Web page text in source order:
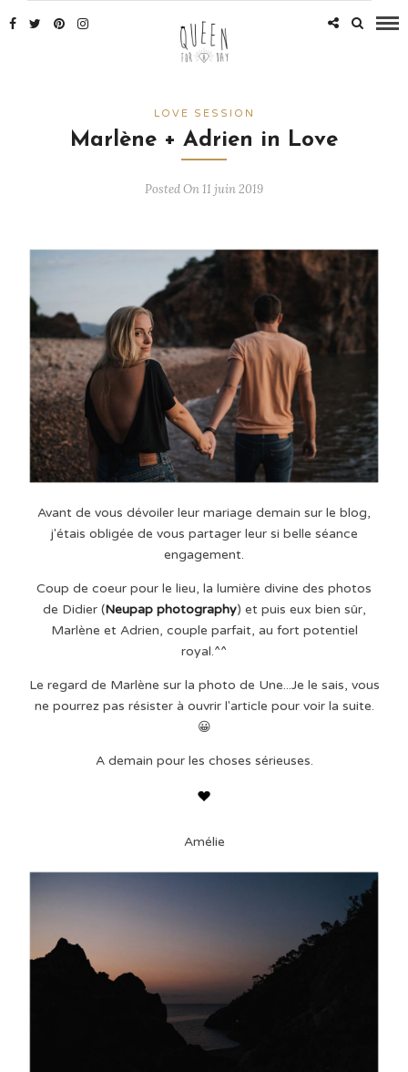
LOVE SESSION
Marlène + Adrien in Love
Posted On 11 juin 2019
Avant de vous dévoiler leur mariage demain sur le blog,
j'étais obligée de vous partager leur si belle séance
engagement.
Coup de coeur pour le lieu, la lumière divine des photos
de Didier (Neupap photography) et puis eux bien sûr,
Marlène et Adrien, couple parfait, au fort potentiel
royal.^^
Le regard de Marlène sur la photo de Une...Je le sais, vous
ne pourrez pas résister à ouvrir l'article pour voir la suite.
😀
A demain pour les choses sérieuses.
Amélie